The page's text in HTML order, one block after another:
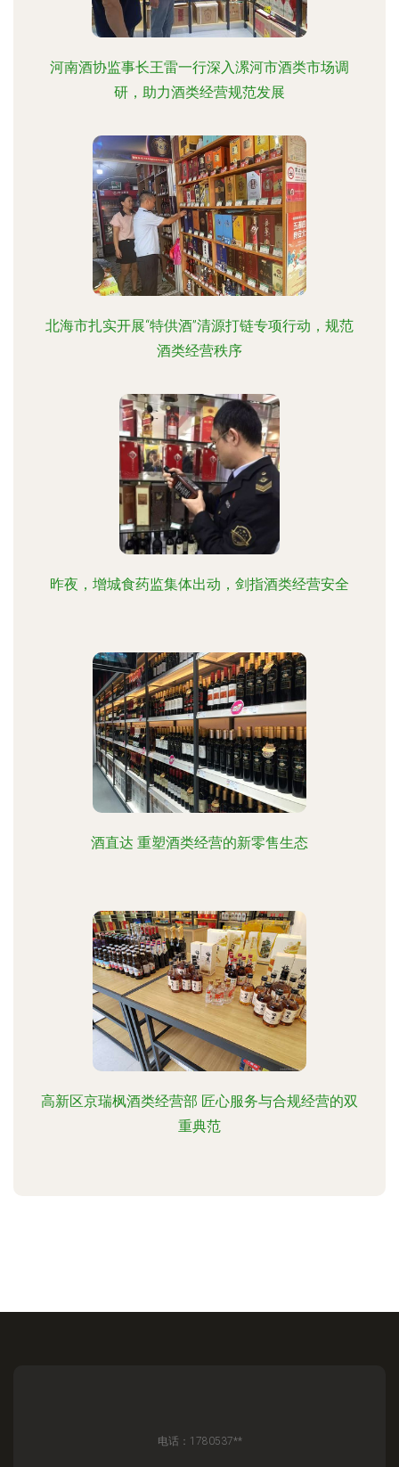
河南酒协监事长王雷一行深入漯河市酒类市场调
研，助力酒类经营规范发展
北海市扎实开展“特供酒”清源打链专项行动，规范
酒类经营秩序
昨夜，增城食药监集体出动，剑指酒类经营安全
酒直达 重塑酒类经营的新零售生态
高新区京瑞枫酒类经营部 匠心服务与合规经营的双
重典范
电话：1780537**